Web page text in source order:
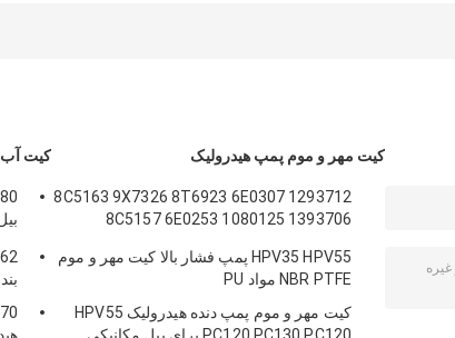
کیت آب کیت مهر و موم پمپ هیدرولیک
8C5163 9X7326 8T6923 6E0307 1293712
8C5157 6E0253 1080125 1393706
12913709 12913709HPV35 HPV55 پمپ فشار بالا کیت مهر و موم
NBR PTFE مواد PU
کیت مهر و موم پمپ دنده هیدرولیک HPV55